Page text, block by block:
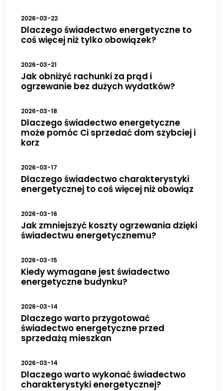
2026-03-22
Dlaczego świadectwo energetyczne to
coś więcej niż tylko obowiązek?
2026-03-21
Jak obniżyć rachunki za prąd i
ogrzewanie bez dużych wydatków?
2026-03-18
Dlaczego świadectwo energetyczne
może pomóc Ci sprzedać dom szybciej i
korz
2026-03-17
Dlaczego świadectwo charakterystyki
energetycznej to coś więcej niż obowiąz
2026-03-16
Jak zmniejszyć koszty ogrzewania dzięki
świadectwu energetycznemu?
2026-03-15
Kiedy wymagane jest świadectwo
energetyczne budynku?
2026-03-14
Dlaczego warto przygotować
świadectwo energetyczne przed
sprzedażą mieszkan
2026-03-14
Dlaczego warto wykonać świadectwo
charakterystyki energetycznej?